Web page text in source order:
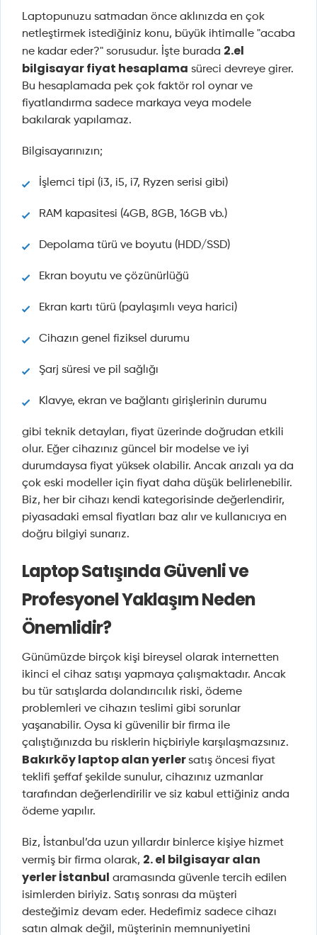
Laptopunuzu satmadan önce aklınızda en çok
netleştirmek istediğiniz konu, büyük ihtimalle "acaba
ne kadar eder?" sorusudur. İşte burada 2.el
bilgisayar fiyat hesaplama süreci devreye girer.
Bu hesaplamada pek çok faktör rol oynar ve
fiyatlandırma sadece markaya veya modele
bakılarak yapılamaz.
Bilgisayarınızın;
İşlemci tipi (i3, i5, i7, Ryzen serisi gibi)
RAM kapasitesi (4GB, 8GB, 16GB vb.)
Depolama türü ve boyutu (HDD/SSD)
Ekran boyutu ve çözünürlüğü
Ekran kartı türü (paylaşımlı veya harici)
Cihazın genel fiziksel durumu
Şarj süresi ve pil sağlığı
Klavye, ekran ve bağlantı girişlerinin durumu
gibi teknik detayları, fiyat üzerinde doğrudan etkili
olur. Eğer cihazınız güncel bir modelse ve iyi
durumdaysa fiyat yüksek olabilir. Ancak arızalı ya da
çok eski modeller için fiyat daha düşük belirlenebilir.
Biz, her bir cihazı kendi kategorisinde değerlendirir,
piyasadaki emsal fiyatları baz alır ve kullanıcıya en
doğru bilgiyi sunarız.
Laptop Satışında Güvenli ve
Profesyonel Yaklaşım Neden
Önemlidir?
Günümüzde birçok kişi bireysel olarak internetten
ikinci el cihaz satışı yapmaya çalışmaktadır. Ancak
bu tür satışlarda dolandırıcılık riski, ödeme
problemleri ve cihazın teslimi gibi sorunlar
yaşanabilir. Oysa ki güvenilir bir firma ile
çalıştığınızda bu risklerin hiçbiriyle karşılaşmazsınız.
Bakırköy laptop alan yerlersatış öncesi fiyat
teklifi şeffaf şekilde sunulur, cihazınız uzmanlar
tarafından değerlendirilir ve siz kabul ettiğiniz anda
ödeme yapılır.
Biz, İstanbul’da uzun yıllardır binlerce kişiye hizmet
vermiş bir firma olarak, 2. el bilgisayar alan
yerler İstanbul aramasında güvenle tercih edilen
isimlerden biriyiz. Satış sonrası da müşteri
desteğimiz devam eder. Hedefimiz sadece cihazı
satın almak değil, müşterinin memnuniyetini